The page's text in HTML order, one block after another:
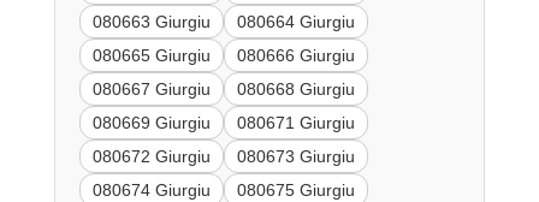
080663 Giurgiu
080664 Giurgiu
080665 Giurgiu
080666 Giurgiu
080667 Giurgiu
080668 Giurgiu
080669 Giurgiu
080671 Giurgiu
080672 Giurgiu
080673 Giurgiu
080674 Giurgiu
080675 Giurgiu